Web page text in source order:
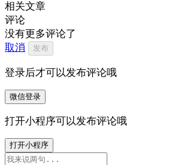
相关文章
评论
没有更多评论了
取消
发布
登录后才可以发布评论哦
微信登录
打开小程序可以发布评论哦
打开小程序